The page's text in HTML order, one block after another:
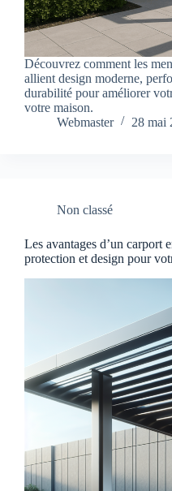
Découvrez comment les
allient design moderne,
durabilité pour améliorer
votre maison.
Webmaster
28 mai
Non classé
Les avantages d’un carport
protection et design pour